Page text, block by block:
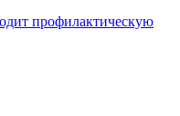
профилактическую